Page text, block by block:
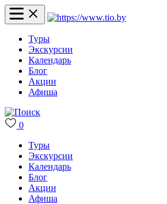
Туры
Экскурсии
Календарь
Блог
Акции
Афиша
0
Туры
Экскурсии
Календарь
Блог
Акции
Афиша